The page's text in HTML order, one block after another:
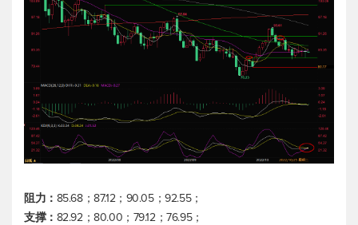
阻力： 85.68；87.12；90.05；92.55；
支撑： 82.92；80.00；79.12；76.95；